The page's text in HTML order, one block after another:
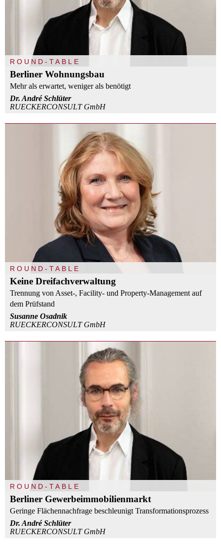
ROUND-TABLE
Berliner Wohnungsbau
Mehr als erwartet, weniger als benötigt
Dr. André Schlüter
RUECKERCONSULT GmbH
ROUND-TABLE
Keine Dreifachverwaltung
Trennung von Asset-, Facility- und Property-Management auf
dem Prüfstand
Susanne Osadnik
RUECKERCONSULT GmbH
ROUND-TABLE
Berliner Gewerbeimmobilienmarkt
Geringe Flächennachfrage beschleunigt Transformationsprozess
Dr. André Schlüter
RUECKERCONSULT GmbH